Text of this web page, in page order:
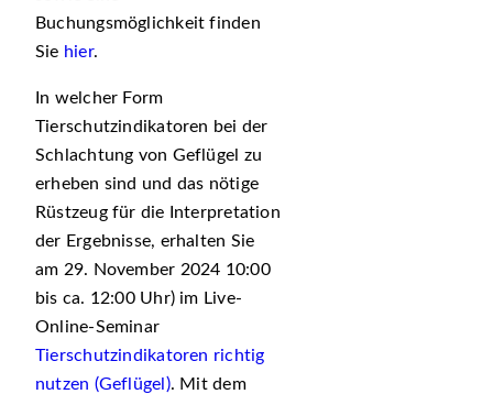
Buchungsmöglichkeit finden
Sie hier.
In welcher Form
Tierschutzindikatoren bei der
Schlachtung von Geflügel zu
erheben sind und das nötige
Rüstzeug für die Interpretation
der Ergebnisse, erhalten Sie
am 29. November 2024 10:00
bis ca. 12:00 Uhr) im Live-
Online-Seminar
Tierschutzindikatoren richtig
nutzen (Geflügel). Mit dem